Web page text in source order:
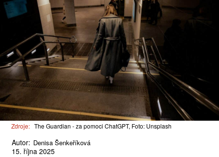
Zdroje: The Guardian - za pomoci ChatGPT, Foto: Unsplash
Autor: Denisa Šenkeříková
15. října 2025